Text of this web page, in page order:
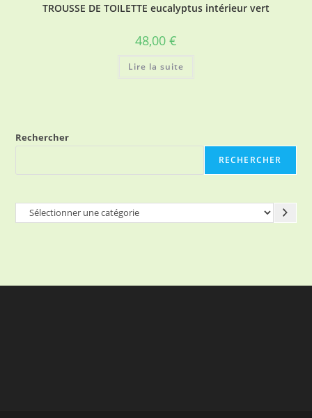
TROUSSE DE TOILETTE eucalyptus intérieur vert
48,00 €
Lire la suite
Rechercher
RECHERCHER
Sélectionner